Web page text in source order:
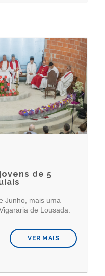
de 5
Junho, mais uma
de Lousada.
VER MAIS